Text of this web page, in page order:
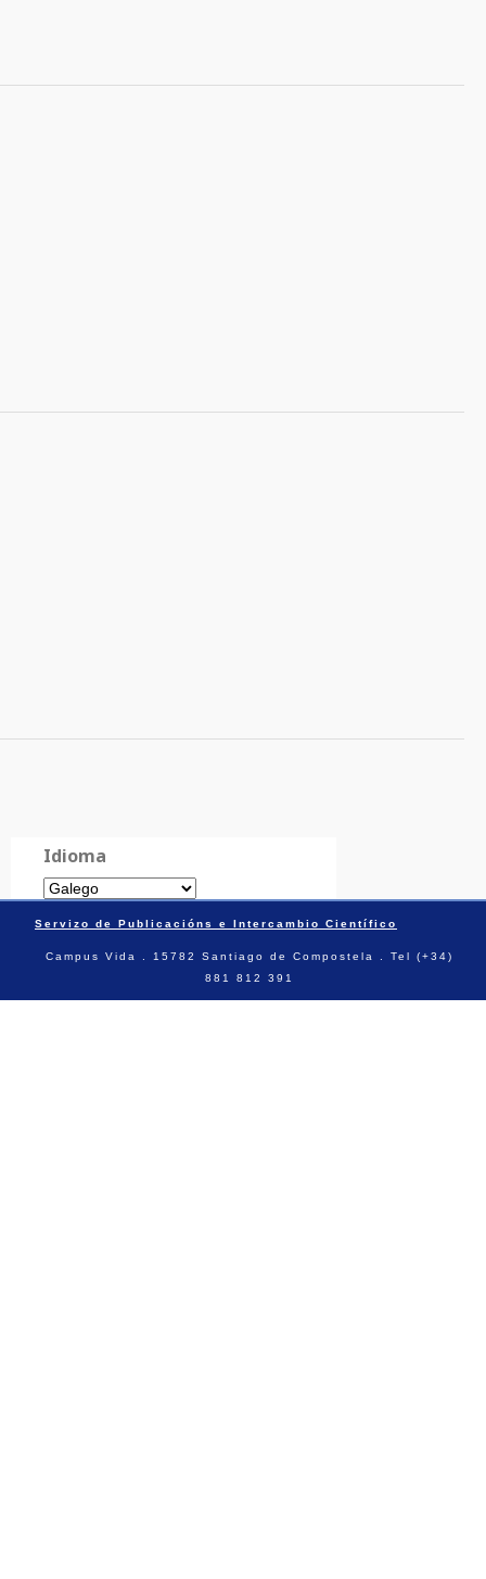
Idioma
Servizo de Publicacións e Intercambio Científico
Campus Vida . 15782 Santiago de Compostela . Tel (+34)
881 812 391